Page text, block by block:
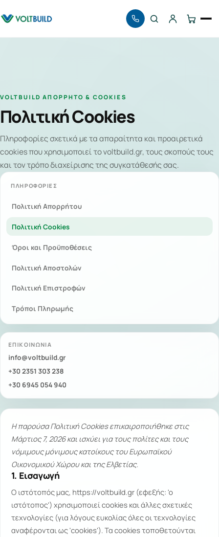
Αναζήτηση
VOLTBUILD ΑΠΌΡΡΗΤΟ & COOKIES
Πολιτική Cookies
Πληροφορίες σχετικά με τα απαραίτητα και προαιρετικά
cookies που χρησιμοποιεί το voltbuild.gr, τους σκοπούς τους
και τον τρόπο διαχείρισης της συγκατάθεσής σας.
ΠΛΗΡΟΦΟΡΊΕΣ
Πολιτική Απορρήτου
Πολιτική Cookies
Όροι και Προϋποθέσεις
Πολιτική Αποστολών
Πολιτική Επιστροφών
Τρόποι Πληρωμής
ΕΠΙΚΟΙΝΩΝΊΑ
info@voltbuild.gr
+30 2351 303 238
+30 6945 054 940
Η παρούσα Πολιτική Cookies επικαιροποιήθηκε στις
Μάρτιος 7, 2026 και ισχύει για τους πολίτες και τους
νόμιμους μόνιμους κατοίκους του Ευρωπαϊκού
Οικονομικού Χώρου και της Ελβετίας.
1. Εισαγωγή
Ο ιστότοπός μας, https://voltbuild.gr(εφεξής: 'ο
ιστότοπος') χρησιμοποιεί cookies και άλλες σχετικές
τεχνολογίες (για λόγους ευκολίας όλες οι τεχνολογίες
αναφέρονται ως 'cookies'). Τα cookies τοποθετούνται